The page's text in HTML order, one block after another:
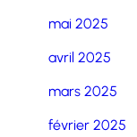
mai 2025
avril 2025
mars 2025
février 2025